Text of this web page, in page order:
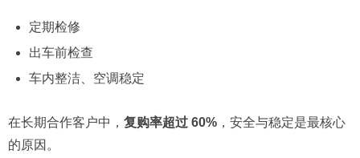
定期检修
出车前检查
车内整洁、空调稳定
在长期合作客户中， 复购率超过 60% ，安全与稳定是最核心
的原因。